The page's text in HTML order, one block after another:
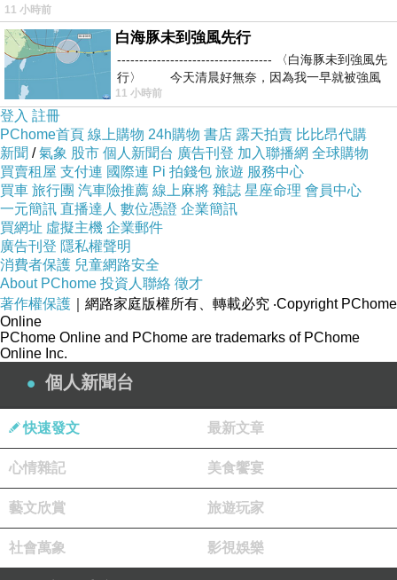
11 小時前
白海豚未到強風先行
----------------------------------- 〈白海豚未到強風先
行〉 今天清晨好無奈，因為我一早就被強風
11 小時前
登入 註冊
PChome首頁 線上購物 24h購物 書店 露天拍賣 比比昂代購
新聞 /氣象 股市 個人新聞台 廣告刊登 加入聯播網 全球購物
買賣租屋 支付連 國際連 Pi 拍錢包 旅遊 服務中心
買車 旅行團 汽車險推薦 線上麻將 雜誌 星座命理 會員中心
一元簡訊 直播達人 數位憑證 企業簡訊
買網址 虛擬主機 企業郵件
廣告刊登 隱私權聲明
消費者保護 兒童網路安全
About PChome 投資人聯絡 徵才
著作權保護 ｜網路家庭版權所有、轉載必究 ‧Copyright PChome
Online
PChome Online and PChome are trademarks of PChome
Online Inc.
個人新聞台
快速發文 最新文章
心情雜記 美食饗宴
藝文欣賞 旅遊玩家
社會萬象 影視娛樂